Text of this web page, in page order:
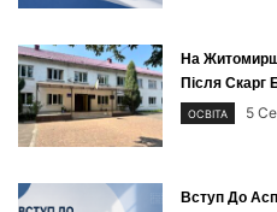
На
Після Скарг
ОСВІТА 5
Вступ До